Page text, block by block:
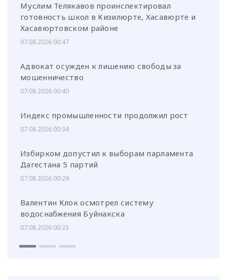
Муслим Телякавов проинспектировал
готовность школ в Кизилюрте, Хасавюрте и
Хасавюртовском районе
07.08.2026 00:47
Адвокат осужден к лишению свободы за
мошенничество
07.08.2026 00:40
Индекс промышленности продолжил рост
07.08.2026 00:34
Избирком допустил к выборам парламента
Дагестана 5 партий
07.08.2026 00:29
Валентин Клок осмотрел систему
водоснабжения Буйнакска
07.08.2026 00:23